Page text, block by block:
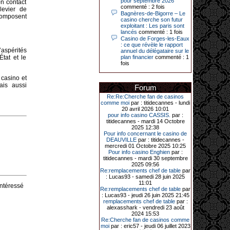
contact
de
et le
et
aussi
Le plus gros gain gagné depuis plus
de 20 ans dans l’établissement.
31-03-2026|
Série de jackpots au casino JOA de
Gujan-Mestras : ce mois de mars a
été fructueux pour quelques
une machine à sous pour une mise
initiale de 5,28 €. Puis quelques
jours plus tard, le vendredi 27 mars,
un joueur a décroché 12 086 euros
sur une autre machine à sous.
Enfin, troisième et dernier jackpot,
record cette fois-ci, le samedi 28
mars dernier. Quelque 111 322
euros ont été remportés sur la table
d’Ultimate Texas Hold’em Poker,
grâce à une mise de 5 euros sur la
case bonus et une quinte flush
royale. Ces gains ont été annoncés
dans un communiqué diffusé par le
casino ce lundi 30 mars en soirée.
11-01-2026|
Dimanche 11 janvier, en soirée, une
cliente retraitée de 78 ans, habitant
Trémuson, a eu l’énorme surprise
commenté : 2 fois
Bagnères-de-Bigorre – Le
casino cherche son futur
exploitant : Les paris sont
lancés commenté : 1 fois
Casino de Forges-les-Eaux
: ce que révèle le rapport
annuel du délégataire sur le
plan financier commenté : 1
fois
Forum
Re:Re:Cherche fan de casinos
comme moi par : titidecannes - lundi
20 avril 2026 10:01
pour info casino CASSIS. par :
titidecannes - mardi 14 Octobre
2025 12:38
Pour info concernant le casino de
DEAUVILLE par : titidecannes -
mercredi 01 Octobre 2025 10:25
Pour info casino Enghienpar :
titidecannes - mardi 30 septembre
2025 09:56
Re:remplacements chef de table par
: Lucas93 - samedi 28 juin 2025
11:01
Re:remplacements chef de table par
: Lucas93 - jeudi 26 juin 2025 21:45
remplacements chef de tablepar :
alexasshark - vendredi 23 août
2024 15:53
Re:Cherche fan de casinos comme
moipar : eric57 - jeudi 06 juillet 2023